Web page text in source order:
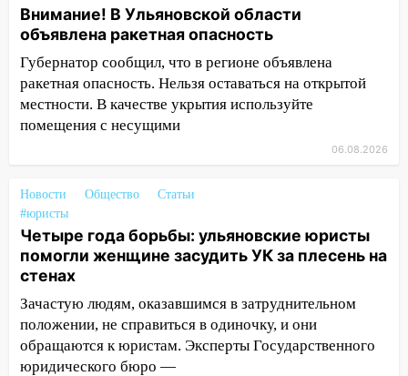
погода в четверг
06:00 Четыре года борьбы: ульяновские
юристы помогли женщине засудить УК
за плесень на стенах
05:00 Кому 6 августа звезды сулят
прибыль, а кому — испытания на
22:58
ДТП с мотоциклистом
20:22 Мошенники обманули 92-летнюю
жительницу Ульяновской области
19:14
Житель Ульяновской области
подвез троих незнакомцев на трассе и
заработал уголовное дело
Внимание! В Ульяновской области
объявлена ракетная опасность
Губернатор сообщил, что в регионе объявлена
ракетная опасность. Нельзя оставаться на открытой
местности. В качестве укрытия используйте
помещения с несущими
06.08.2026
Новости Общество
Статьи
#юристы
Четыре года борьбы: ульяновские юристы
помогли женщине засудить УК за плесень на
стенах
Зачастую людям, оказавшимся в затруднительном
положении, не справиться в одиночку, и они
обращаются к юристам. Эксперты Государственного
юридического бюро —